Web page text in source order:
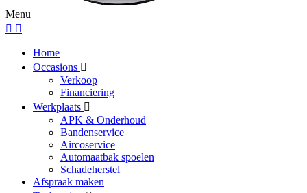
Menu
Home
Occasions
Verkoop
Financiering
Werkplaats
APK & Onderhoud
Bandenservice
Aircoservice
Automaatbak spoelen
Schadeherstel
Afspraak maken